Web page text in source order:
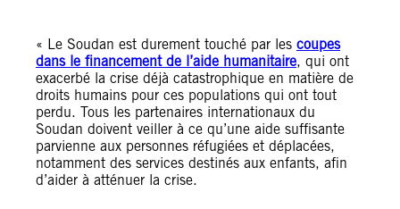
« Le Soudan est durement touché par les coupes
dans le financement de l’aide humanitaire, qui ont
exacerbé la crise déjà catastrophique en matière de
droits humains pour ces populations qui ont tout
perdu. Tous les partenaires internationaux du
Soudan doivent veiller à ce qu’une aide suffisante
parvienne aux personnes réfugiées et déplacées,
notamment des services destinés aux enfants, afin
d’aider à atténuer la crise.